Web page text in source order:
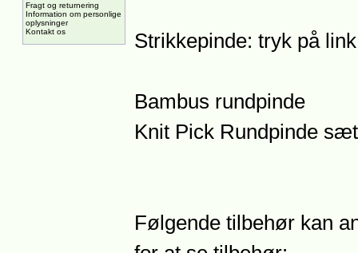
Fragt og returnering
Information om personlige
oplysninger
Kontakt os
Strikkepinde: tryk på
Bambus rundpinde
Knit Pick Rundpinde sæt
Følgende tilbehør kan